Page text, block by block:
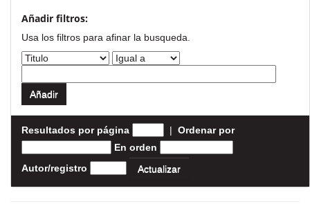
Añadir filtros:
Usa los filtros para afinar la busqueda.
Resultados por página | Ordenar por
En orden
Autor/registro